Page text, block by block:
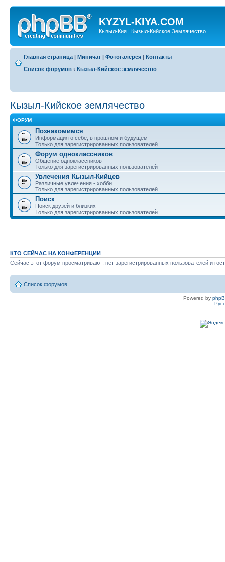
KYZYL-KIYA.COM
Кызыл-Кия | Кызыл-Кийское Землячество
Главная страница | Миничат | Фотогалерея | Контакты
Список форумов ‹ Кызыл-Кийское землячество
Кызыл-Кийское землячество
ФОРУМ
Познакомимся
Информация о себе, в прошлом и будущем
Только для зарегистрированных пользователей
Форум одноклассников
Общение одноклассников
Только для зарегистрированных пользователей
Увлечения Кызыл-Кийцев
Различные увлечения - хобби
Только для зарегистрированных пользователей
Поиск
Поиск друзей и близких
Только для зарегистрированных пользователей
КТО СЕЙЧАС НА КОНФЕРЕНЦИИ
Сейчас этот форум просматривают: нет зарегистрированных пользователей и
Список форумов
Powered by